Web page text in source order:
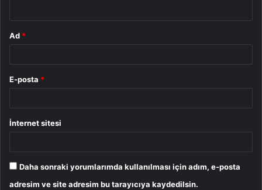
Ad *
E-posta *
İnternet sitesi
Daha sonraki yorumlarımda kullanılması için adım, e-posta
adresim ve site adresim bu tarayıcıya kaydedilsin.